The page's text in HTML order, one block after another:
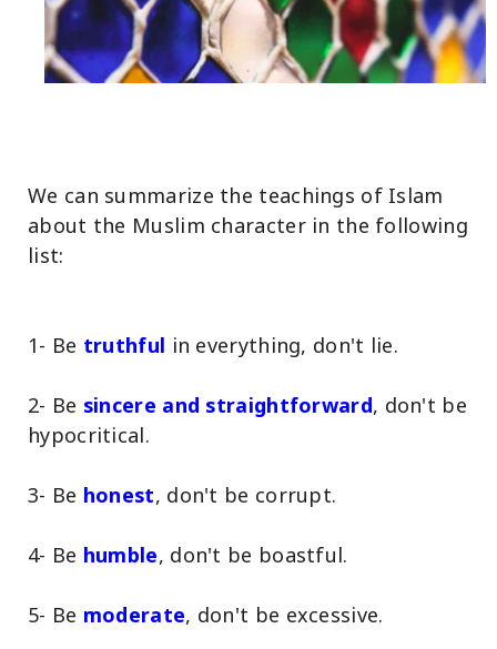
We can summarize the teachings of Islam
about the Muslim character in the following
list:
1- Be truthful in everything, don't lie.
2- Be sincere and straightforward, don't be
hypocritical.
3- Be honest, don't be corrupt.
4- Be humble, don't be boastful.
5- Be moderate, don't be excessive.